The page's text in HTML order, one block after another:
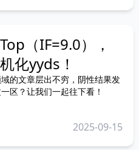
（IF=9.0），
化yyds！
的文章层出不穷，阴性结果发
区？让我们一起往下看！
2025-09-15